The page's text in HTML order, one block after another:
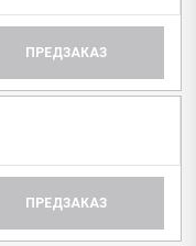
ПРЕДЗАКАЗ
ПРЕДЗАКАЗ